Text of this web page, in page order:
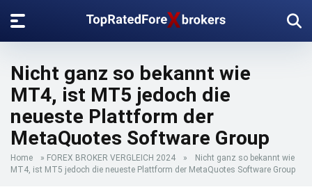
Nicht ganz so bekannt wie
MT4, ist MT5 jedoch die
neueste Plattform der
MetaQuotes Software Group
Home » FOREX BROKER VERGLEICH 2024 »
Nicht ganz so bekannt wie
MT4, ist MT5 jedoch die neueste Plattform der MetaQuotes Software Group